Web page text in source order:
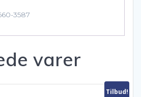
3587
varer
Tilbud!